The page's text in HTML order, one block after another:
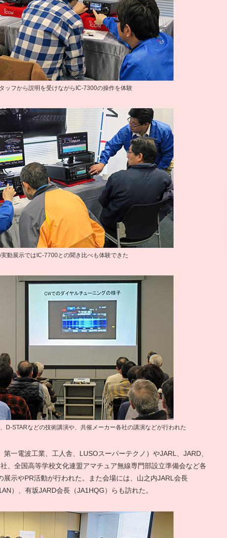
ッフから説明を受けながらIC-7300の操作を体験
動展示ではIC-7700との聞き比べも体験できた
D-STARなどの技術講演や、共催メーカー各社の講演などが行われた
一電波工業、工人舎、LUSOスーパーテクノ）やJARL、JARD、
、全国高等学校文化連盟アマチュア無線専門部設立準備会など各
示やPR活動が行われた。また会場には、山之内JARL会長
）、有坂JARD会長（JA1HQG）らも訪れた。